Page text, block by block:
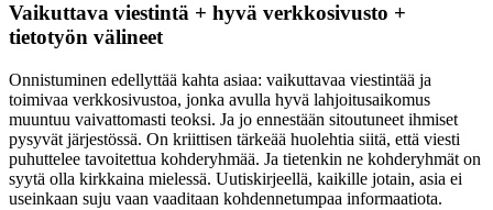
Vaikuttava viestintä + hyvä verkkosivusto +
tietotyön välineet
Onnistuminen edellyttää kahta asiaa: vaikuttavaa viestintää ja
toimivaa verkkosivustoa, jonka avulla hyvä lahjoitusaikomus
muuntuu vaivattomasti teoksi. Ja jo ennestään sitoutuneet ihmiset
pysyvät järjestössä. On kriittisen tärkeää huolehtia siitä, että viesti
puhuttelee tavoitettua kohderyhmää. Ja tietenkin ne kohderyhmät on
syytä olla kirkkaina mielessä. Uutiskirjeellä, kaikille jotain, asia ei
useinkaan suju vaan vaaditaan kohdennetumpaa informaatiota.